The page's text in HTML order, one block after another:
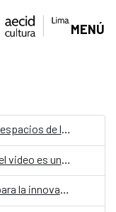
MENÚ
Conversatorio: Los festivales como espacios de lucha y la lucha por hacerlos realidad
Conversatorios: Fabricación digital para la innovación social